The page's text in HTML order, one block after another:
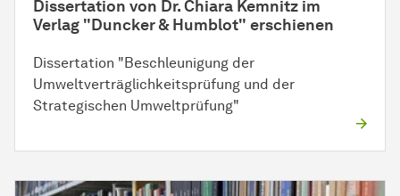
Dissertation von Dr. Chiara Kemnitz im
Verlag "Duncker & Humblot" erschienen
Dissertation "Beschleunigung der
Umweltverträglichkeitsprüfung und der
Strategischen Umweltprüfung"